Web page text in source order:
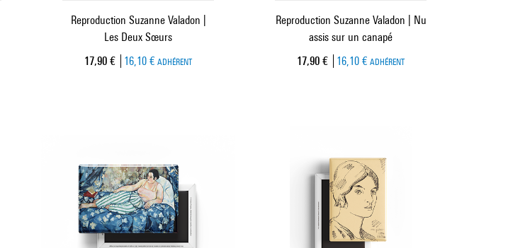
Reproduction Suzanne Valadon |
Les Deux Sœurs
Prix ​​actuel
17,90 € 16,10 € ADHÉRENT
Reproduction Suzanne Valadon | Nu
assis sur un canapé
Prix ​​actuel
17,90 € 16,10 € ADHÉRENT